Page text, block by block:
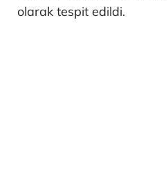
olarak tespit edildi.